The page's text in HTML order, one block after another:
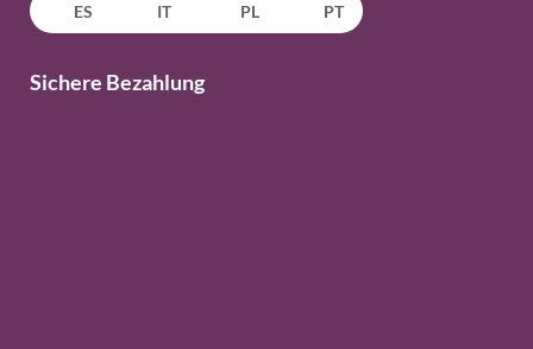
ES IT PL PT
Sichere Bezahlung